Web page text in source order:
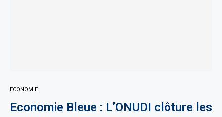
ECONOMIE
Economie Bleue : L’ONUDI clôture les